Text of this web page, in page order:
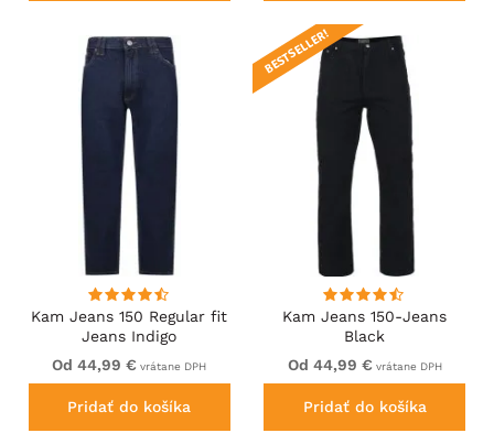
Kam Jeans 150 Regular fit
Jeans Indigo
Od 44,99 € vrátane DPH
Pridať do košíka
Kam Jeans 150-Jeans
Black
BESTSELLER!
Od 44,99 € vrátane DPH
Pridať do košíka